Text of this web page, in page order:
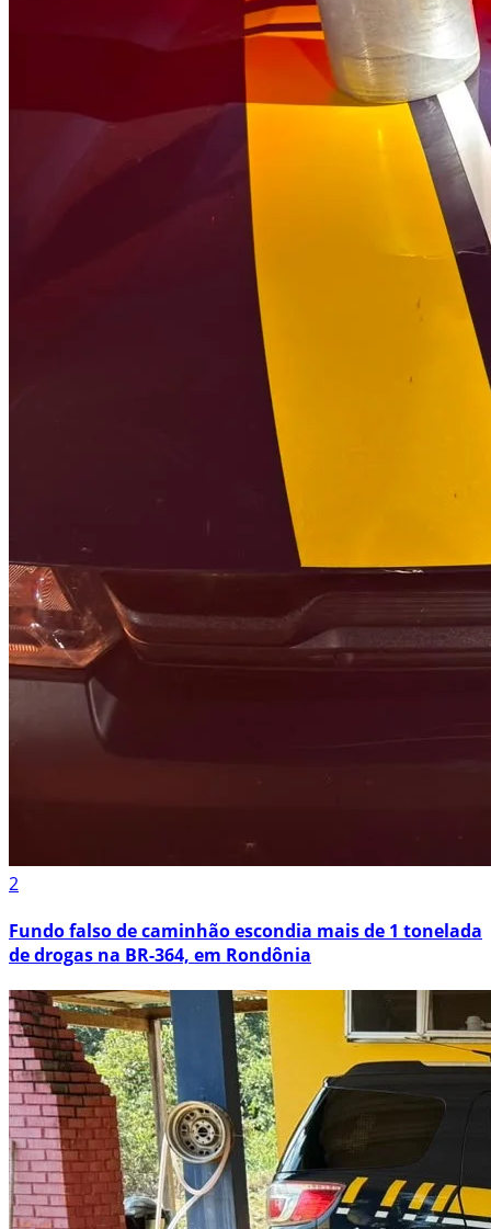
2
Fundo falso de caminhão escondia mais de 1 tonelada
de drogas na BR-364, em Rondônia